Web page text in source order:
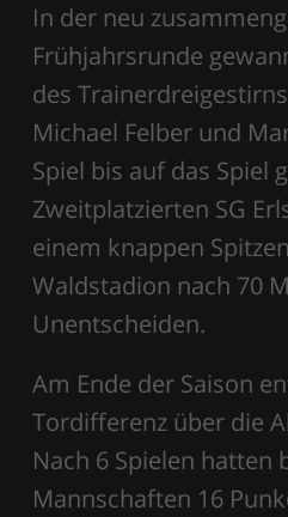
In der neu
Frühjahrsrunde
des
Michael Felber und
Spiel bis auf das Spiel
Zweitplatzierten SG
einem knappen
Waldstadion nach 70
Unentscheiden.
Am Ende der Saison
Tordifferenz über die
Nach 6 Spielen hatten
Mannschaften 16